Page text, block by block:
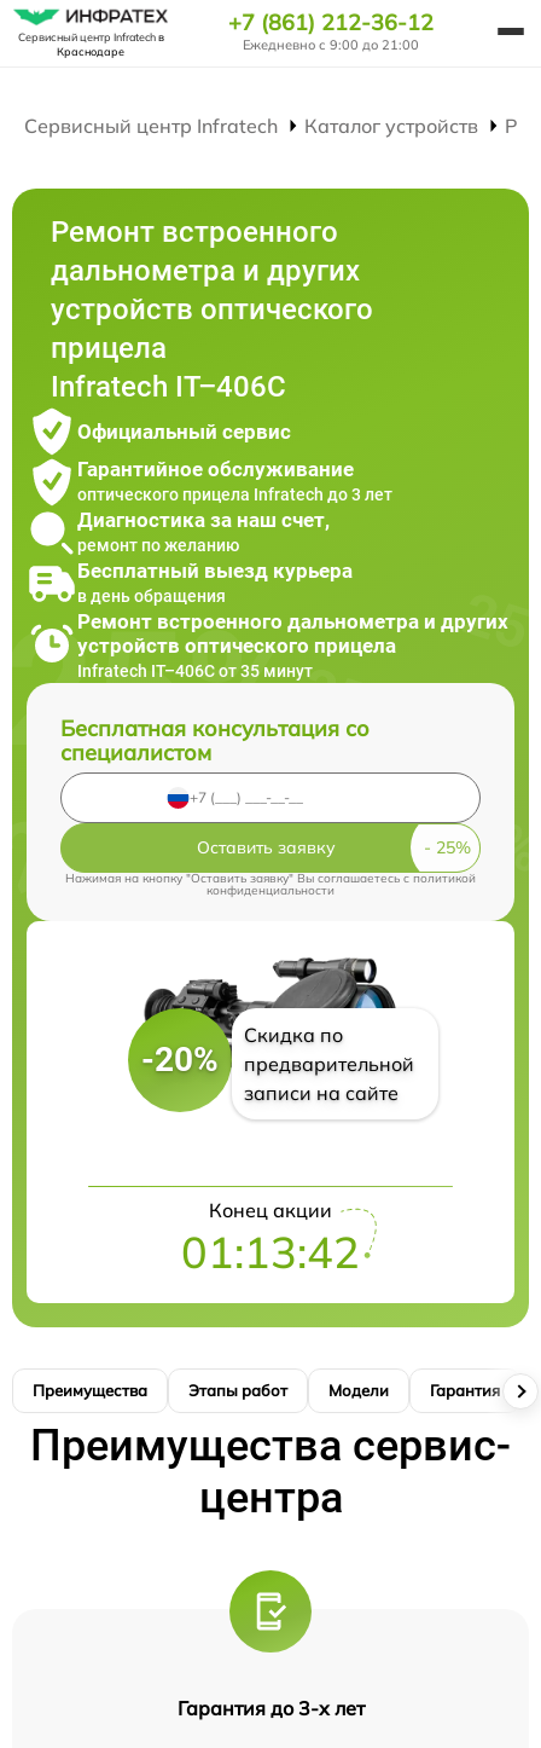
Сервисный центр Infratechв
Краснодаре
+7 (861) 212-36-12
Ежедневно с 9:00 до 21:00
Сервисный центр Infratech Каталог устройств
Ремонт встроенного
дальнометра и других
устройств оптического
прицела
Infratech IT–406С
Официальный сервис
Гарантийное обслуживание
оптического прицела Infratech до 3 лет
Диагностика за наш счет,
ремонт по желанию
Бесплатный выезд курьера
в день обращения
Ремонт встроенного дальнометра и других
устройств оптического прицела
Infratech IT–406С от 35 минут
Бесплатная консультация со
специалистом
Оставить заявку
Нажимая на кнопку "Оставить заявку" Вы соглашаетесь cполитикой
конфиденциальности
-20%
Скидка по
предварительной
записи на сайте
Конец акции
01:13:41
Преимущества Этапы работ Модели Гарантия
Преимущества сервис-
центра
Гарантия до 3-х лет